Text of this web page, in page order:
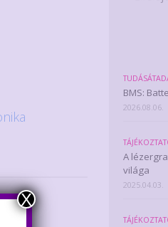
BMS:
2026.08.06.
A
világa
2025.04.03.
X